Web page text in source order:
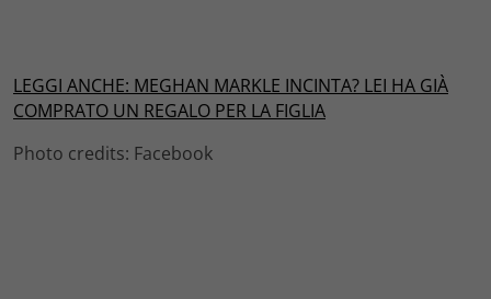
LEGGI ANCHE: MEGHAN MARKLE INCINTA? LEI HA GIÀ
COMPRATO UN REGALO PER LA FIGLIA
Photo credits: Facebook